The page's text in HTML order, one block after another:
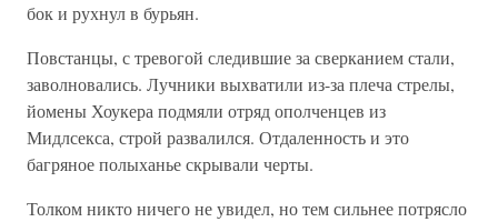
бок и рухнул в бурьян.
Повстанцы, с тревогой следившие за сверканием стали,
заволновались. Лучники выхватили из-за плеча стрелы,
йомены Хоукера подмяли отряд ополченцев из
Мидлсекса, строй развалился. Отдаленность и это
багряное полыханье скрывали черты.
Толком никто ничего не увидел, но тем сильнее потрясло